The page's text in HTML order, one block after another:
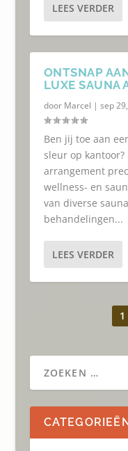
LEES VERDER
ONTSNAP
LUXE SAUNA
door Marcel | sep
Ben jij toe aan
sleur op kantoor?
arrangement
wellness- en
van diverse
behandelingen...
LEES VERDER
1